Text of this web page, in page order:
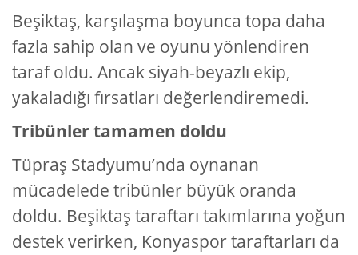
Beşiktaş, karşılaşma boyunca topa daha
fazla sahip olan ve oyunu yönlendiren
taraf oldu. Ancak siyah-beyazlı ekip,
yakaladığı fırsatları değerlendiremedi.
Tribünler tamamen doldu
Tüpraş Stadyumu’nda oynanan
mücadelede tribünler büyük oranda
doldu. Beşiktaş taraftarı takımlarına yoğun
destek verirken, Konyaspor taraftarları da